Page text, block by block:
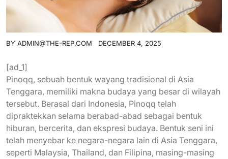
BY ADMIN@THE-REP.COM DECEMBER 4, 2025
[ad_1]
Pinoqq, sebuah bentuk wayang tradisional di Asia
Tenggara, memiliki makna budaya yang besar di wilayah
tersebut. Berasal dari Indonesia, Pinoqq telah
dipraktekkan selama berabad-abad sebagai bentuk
hiburan, bercerita, dan ekspresi budaya. Bentuk seni ini
telah menyebar ke negara-negara lain di Asia Tenggara,
seperti Malaysia, Thailand, dan Filipina, masing-masing